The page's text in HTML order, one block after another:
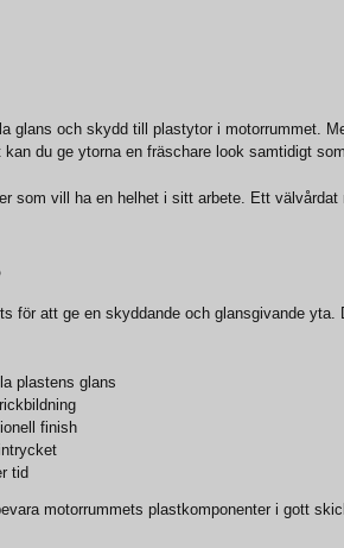
glans och skydd till plastytor i motorrummet.
du ge ytorna en fräschare look samtidigt
som vill ha en helhet i sitt arbete. Ett
för att ge en skyddande och glansgivande
plastens glans
finish
tid
motorrummets plastkomponenter i gott